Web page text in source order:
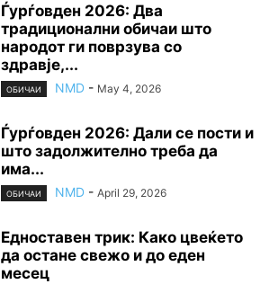
Ѓурѓовден 2026: Два
традиционални обичаи што
народот ги поврзува со
здравје,...
ОБИЧАИ NMD - May 4, 2026
Ѓурѓовден 2026: Дали се пости и
што задолжително треба да
има...
ОБИЧАИ NMD - April 29, 2026
Едноставен трик: Како цвеќето
да остане свежо и до еден
месец